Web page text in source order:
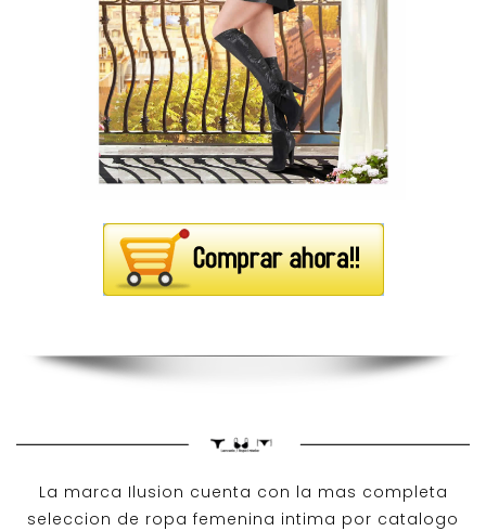
La marca Ilusion cuenta con la mas completa
seleccion de ropa femenina intima por catalogo